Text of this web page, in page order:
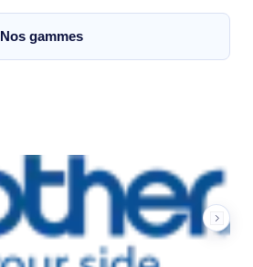
Nos gammes